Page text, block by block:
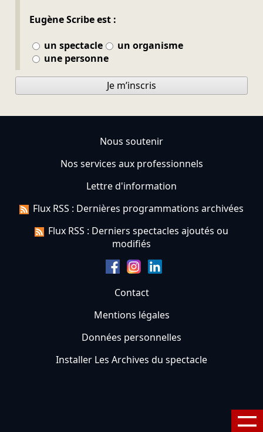
Eugène Scribe est :
un spectacle
un organisme
une personne
Je m’inscris
Nous soutenir
Nos services aux professionnels
Lettre d'information
Flux RSS : Dernières programmations archivées
Flux RSS : Derniers spectacles ajoutés ou
modifiés
Contact
Mentions légales
Données personnelles
Installer Les Archives du spectacle